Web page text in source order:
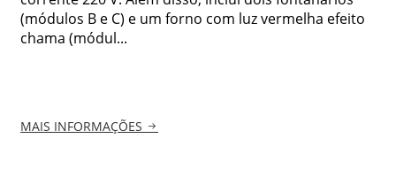
(módulos B e C) e um forno com luz vermelha efeito
chama (módul...
MAIS INFORMAÇÕES